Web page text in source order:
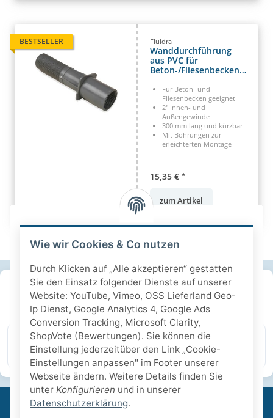
BESTSELLER Fluidra
Wanddurchführung
aus PVC für
Beton-/Fliesenbecken
300 mm
Für Beton- und
Fliesenbecken geeignet
2" Innen- und
Außengewinde
300 mm lang und kürzbar
Mit Bohrungen zur
erleichterten Montage
15,35 € *
zum Artikel
SICHERE ZAHLARTEN
IHRE SICHERHEIT
PayPal Käuferschutz SSL-verschlüsselt Lager in St. Johann
Wie wir Cookies & Co nutzen
Durch Klicken auf „Alle akzeptieren“ gestatten
Sie den Einsatz folgender Dienste auf unserer
Website: YouTube, Vimeo, OSS Lieferland Geo-
Ip Dienst, Google Analytics 4, Google Ads
Conversion Tracking, Microsoft Clarity,
ShopVote (Bewertungen). Sie können die
Einstellung jederzeitüber den Link „Cookie-
Einstellungen anpassen" im Footer unserer
Webseite ändern. Weitere Details finden Sie
unter Konfigurieren und in unserer
Datenschutzerklärung.